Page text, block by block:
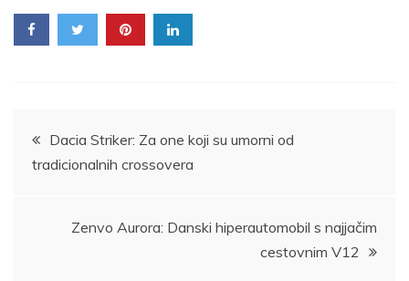
Post
navigation
Dacia Striker: Za one koji su umorni od
tradicionalnih crossovera
Zenvo Aurora: Danski hiperautomobil s najjačim
cestovnim V12